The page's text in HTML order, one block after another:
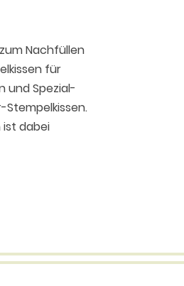
Nachfüllen
für
und Spezial-
ist dabei